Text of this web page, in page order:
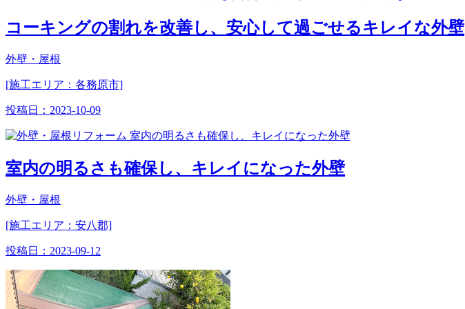
コーキングの割れを改善し、安心して過ごせるキレイな外壁
外壁・屋根
[施工エリア：各務原市]
投稿日： 2023-10-09
室内の明るさも確保し、キレイになった外壁
外壁・屋根
[施工エリア：安八郡]
投稿日： 2023-09-12